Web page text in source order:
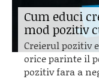
Cum educi
mod pozitiv
Creierul pozitiv
orice parinte il
pozitiv fara a